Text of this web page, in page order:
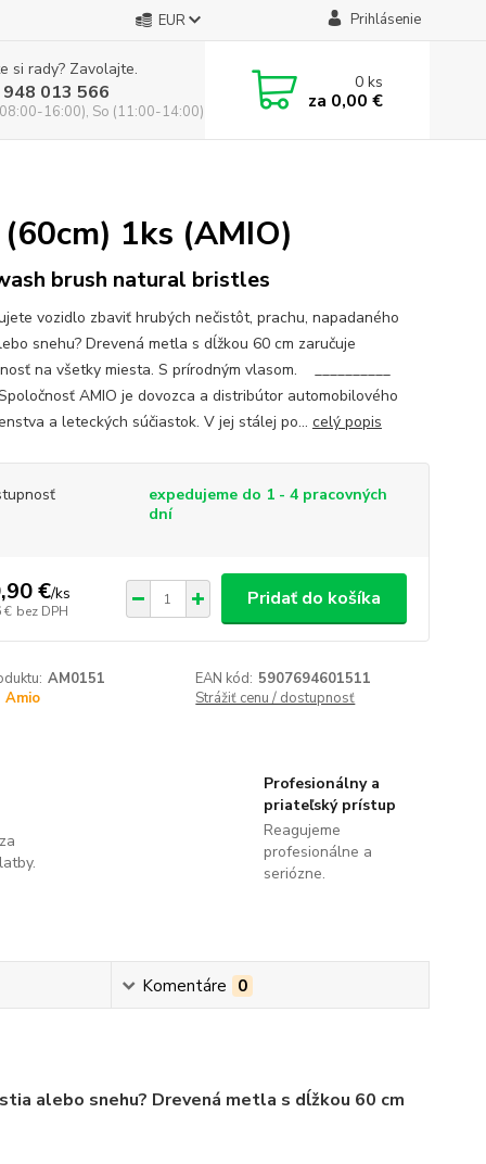
EUR Prihlásenie
si rady? Zavolajte.
013 566
16:00), So (11:00-14:00)
0ks
za 0,00 €
1ks (AMIO)
brush natural bristles
vozidlo zbaviť hrubých nečistôt, prachu, napadaného
snehu? Drevená metla s dĺžkou 60 cm zaručuje
na všetky miesta. S prírodným vlasom. __________
AMIO je dovozca a distribútor automobilového
a leteckých súčiastok. V jej stálej po... celý popis
expedujeme do 1 - 4 pracovných
dní
€/ks
€ bez DPH
Pridať do košíka
AM0151 EAN kód: 5907694601511
Amio
Strážiť cenu / dostupnosť
Profesionálny a
priateľský prístup
Reagujeme
profesionálne a
seriózne.
Komentáre 0
alebo snehu? Drevená metla s dĺžkou 60 cm